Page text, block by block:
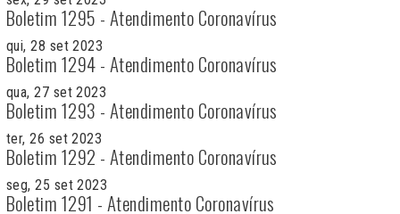
Boletim 1295 - Atendimento Coronavírus
qui, 28 set 2023
Boletim 1294 - Atendimento Coronavírus
qua, 27 set 2023
Boletim 1293 - Atendimento Coronavírus
ter, 26 set 2023
Boletim 1292 - Atendimento Coronavírus
seg, 25 set 2023
Boletim 1291 - Atendimento Coronavírus